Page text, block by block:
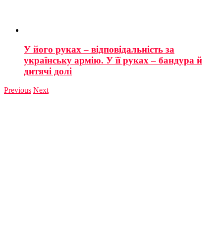
У його руках – відповідальність за
українську армію. У її руках – бандура й
дитячі долі
Previous Next